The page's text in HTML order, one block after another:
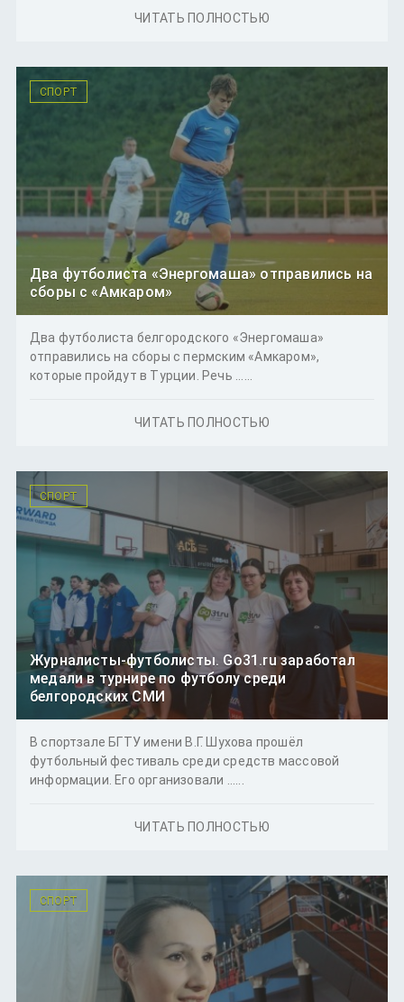
ЧИТАТЬ ПОЛНОСТЬЮ
СПОРТ
Два футболиста «Энергомаша» отправились на
сборы с «Амкаром»
Два футболиста белгородского «Энергомаша»
отправились на сборы с пермским «Амкаром»,
которые пройдут в Турции. Речь ......
ЧИТАТЬ ПОЛНОСТЬЮ
СПОРТ
Журналисты-футболисты. Go31.ru заработал
медали в турнире по футболу среди
белгородских СМИ
В спортзале БГТУ имени В.Г. Шухова прошёл
футбольный фестиваль среди средств массовой
информации. Его организовали ......
ЧИТАТЬ ПОЛНОСТЬЮ
СПОРТ